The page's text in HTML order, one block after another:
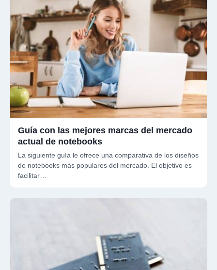
Guía con las mejores marcas del mercado
actual de notebooks
La siguiente guía le ofrece una comparativa de los diseños
de notebooks más populares del mercado. El objetivo es
facilitar…